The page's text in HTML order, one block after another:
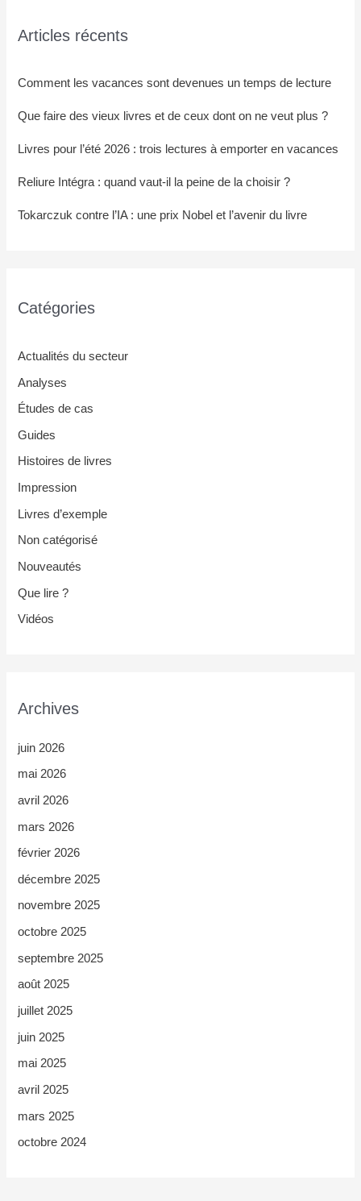
Articles récents
Comment les vacances sont devenues un temps de lecture
Que faire des vieux livres et de ceux dont on ne veut plus ?
Livres pour l’été 2026 : trois lectures à emporter en vacances
Reliure Intégra : quand vaut-il la peine de la choisir ?
Tokarczuk contre l’IA : une prix Nobel et l’avenir du livre
Catégories
Actualités du secteur
Analyses
Études de cas
Guides
Histoires de livres
Impression
Livres d’exemple
Non catégorisé
Nouveautés
Que lire ?
Vidéos
Archives
juin 2026
mai 2026
avril 2026
mars 2026
février 2026
décembre 2025
novembre 2025
octobre 2025
septembre 2025
août 2025
juillet 2025
juin 2025
mai 2025
avril 2025
mars 2025
octobre 2024